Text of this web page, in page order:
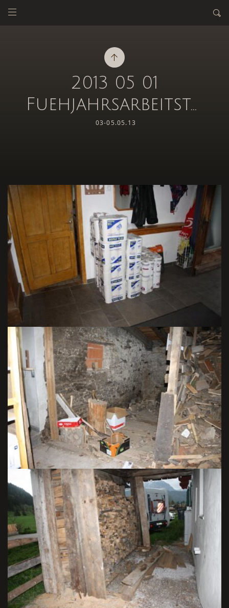
2013 05 01
Fuehjahrsarbeitstour
03-05.05.13